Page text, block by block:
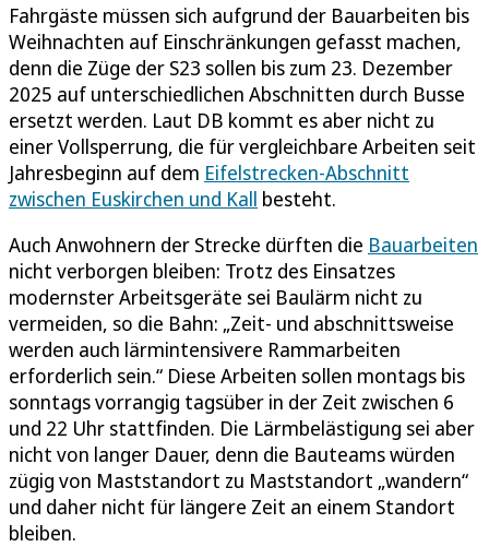
Fahrgäste müssen sich aufgrund der Bauarbeiten bis
Weihnachten auf Einschränkungen gefasst machen,
denn die Züge der S23 sollen bis zum 23. Dezember
2025 auf unterschiedlichen Abschnitten durch Busse
ersetzt werden. Laut DB kommt es aber nicht zu
einer Vollsperrung, die für vergleichbare Arbeiten seit
Jahresbeginn auf dem Eifelstrecken-Abschnitt
zwischen Euskirchen und Kall besteht.
Auch Anwohnern der Strecke dürften die Bauarbeiten
nicht verborgen bleiben: Trotz des Einsatzes
modernster Arbeitsgeräte sei Baulärm nicht zu
vermeiden, so die Bahn: „Zeit- und abschnittsweise
werden auch lärmintensivere Rammarbeiten
erforderlich sein.“ Diese Arbeiten sollen montags bis
sonntags vorrangig tagsüber in der Zeit zwischen 6
und 22 Uhr stattfinden. Die Lärmbelästigung sei aber
nicht von langer Dauer, denn die Bauteams würden
zügig von Maststandort zu Maststandort „wandern“
und daher nicht für längere Zeit an einem Standort
bleiben.